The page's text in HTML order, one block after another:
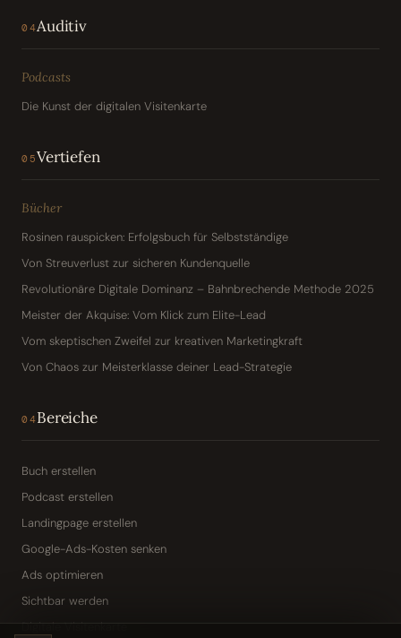
04Auditiv
Podcasts
Die Kunst der digitalen Visitenkarte
05Vertiefen
Bücher
Rosinen rauspicken: Erfolgsbuch für Selbstständige
Von Streuverlust zur sicheren Kundenquelle
Revolutionäre Digitale Dominanz – Bahnbrechende Methode 2025
Meister der Akquise: Vom Klick zum Elite-Lead
Vom skeptischen Zweifel zur kreativen Marketingkraft
Von Chaos zur Meisterklasse deiner Lead-Strategie
04Bereiche
Buch erstellen
Podcast erstellen
Landingpage erstellen
Google-Ads-Kosten senken
Ads optimieren
Sichtbar werden
Digitale Visitenkarte